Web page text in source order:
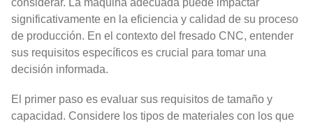
considerar. La máquina adecuada puede impactar
significativamente en la eficiencia y calidad de su proceso
de producción. En el contexto del fresado CNC, entender
sus requisitos específicos es crucial para tomar una
decisión informada.
El primer paso es evaluar sus requisitos de tamaño y
capacidad. Considere los tipos de materiales con los que